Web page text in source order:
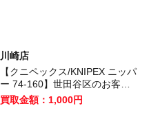
川崎店
【クニペックス/KNIPEX ニッパ
ー 74-160】世田谷区のお客様
から買取いたしました！
買取金額：1,000円